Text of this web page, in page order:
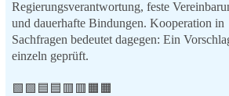
Regierungsverantwortung, feste
und dauerhafte Bindungen. Kooperation in
Sachfragen bedeutet dagegen: Ein
einzeln geprüft.
🟩🟩🟦🟦🟥🟥🟧🟧